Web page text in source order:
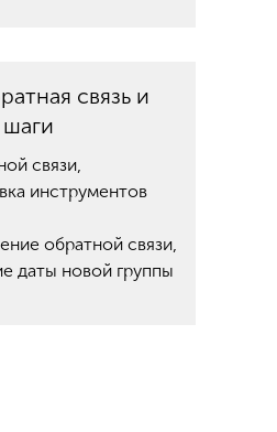
связь и
связи,
инструментов
обратной связи,
даты новой группы